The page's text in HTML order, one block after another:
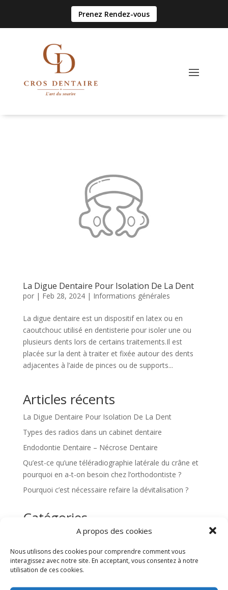
A propos des cookies
Nous utilisons des cookies pour comprendre comment vous
interagissez avec notre site. En acceptant, vous consentez à notre
utilisation de ces cookies.
Prenez Rendez-vous
La Digue Dentaire Pour Isolation De La Dent
por | Feb 28, 2024| Informations générales
La digue dentaire est un dispositif en latex ou en
caoutchouc utilisé en dentisterie pour isoler une ou
plusieurs dents lors de certains traitements.Il est
placée sur la dent à traiter et fixée autour des dents
adjacentes à l’aide de pinces ou de supports...
Articles récents
La Digue Dentaire Pour Isolation De La Dent
Types des radios dans un cabinet dentaire
Endodontie Dentaire – Nécrose Dentaire
Qu’est-ce qu’une téléradiographie latérale du crâne et
pourquoi en a-t-on besoin chez l’orthodontiste ?
Pourquoi c’est nécessaire refaire la dévitalisation ?
Catégories
Implants dentaires
Informations générales